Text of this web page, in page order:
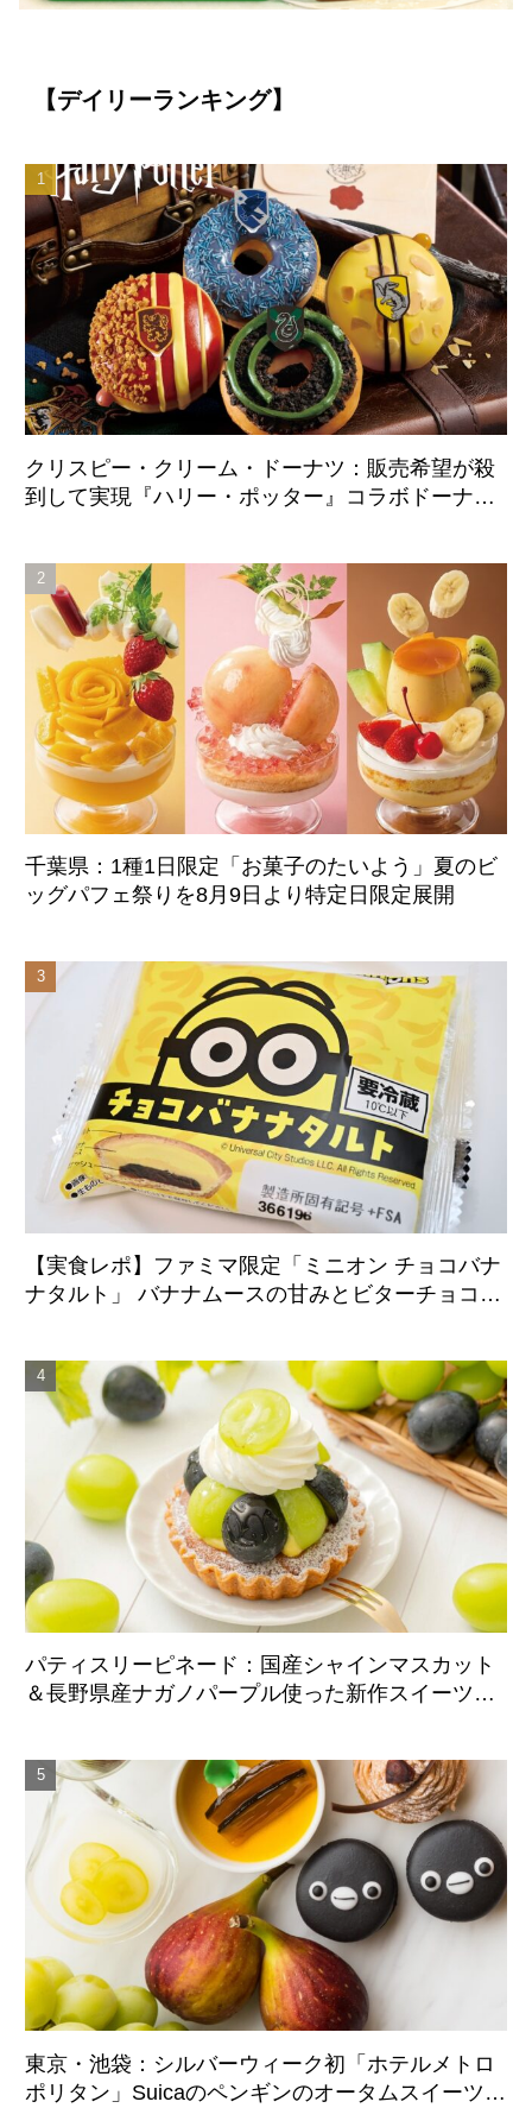
【デイリーランキング】
クリスピー・クリーム・ドーナツ：販売希望が殺
到して実現『ハリー・ポッター』コラボドーナツ
千葉県：1種1日限定「お菓子のたいよう」夏のビ
ッグパフェ祭りを8月9日より特定日限定展開
【実食レポ】ファミマ限定「ミニオン チョコバナ
ナタルト」 バナナムースの甘みとビターチョコが
パティスリーピネード：国産シャインマスカット
＆長野県産ナガノパープル使った新作スイーツ、9
東京・池袋：シルバーウィーク初「ホテルメトロ
ポリタン」Suicaのペンギンのオータムスイーツビ